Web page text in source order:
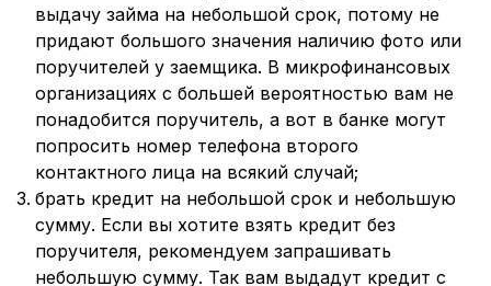
выдачу займа на небольшой срок, потому не
придают большого значения наличию фото или
поручителей у заемщика. В микрофинансовых
организациях с большей вероятностью вам не
понадобится поручитель, а вот в банке могут
попросить номер телефона второго
контактного лица на всякий случай;
брать кредит на небольшой срок и небольшую
сумму. Если вы хотите взять кредит без
поручителя, рекомендуем запрашивать
небольшую сумму. Так вам выдадут кредит с